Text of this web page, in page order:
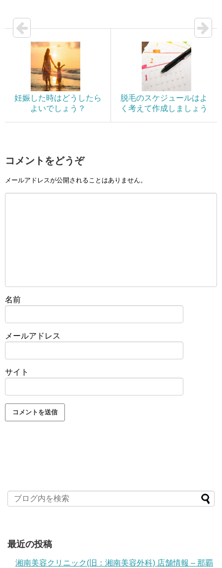
妊娠した時はどうしたら
よいでしょう？
脱毛のスケジュールはよ
く考えて作成しましょう
コメントをどうぞ
メールアドレスが公開されることはありません。
名前
メールアドレス
サイト
最近の投稿
湘南美容クリニック(旧：湘南美容外科) 店舗情報 – 那覇